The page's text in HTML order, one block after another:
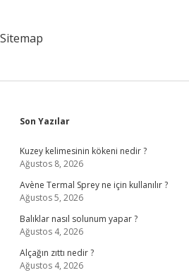
Sitemap
Sidebar
Son Yazılar
Kuzey kelimesinin kökeni nedir ?
Ağustos 8, 2026
Avène Termal Sprey ne için kullanılır ?
Ağustos 5, 2026
Balıklar nasıl solunum yapar ?
Ağustos 4, 2026
Alçağın zıttı nedir ?
Ağustos 4, 2026